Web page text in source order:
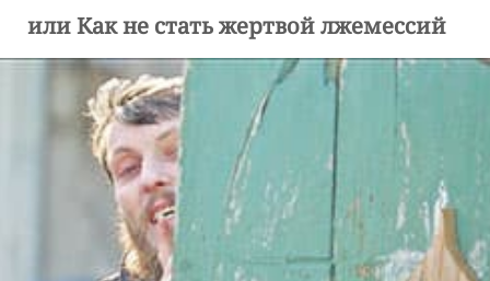
или Как не стать жертвой лжемессий